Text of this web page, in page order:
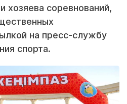
хозяева соревнований,
на пресс-службу
спорта.